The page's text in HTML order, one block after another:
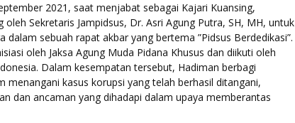
2021, saat menjabat sebagai Kajari Kuansing,
oleh Sekretaris Jampidsus, Dr. Asri Agung Putra, SH, MH, untuk
dalam sebuah rapat akbar yang bertema ”Pidsus Berdedikasi”.
oleh Jaksa Agung Muda Pidana Khusus dan diikuti oleh
Dalam kesempatan tersebut, Hadiman berbagi
menangani kasus korupsi yang telah berhasil ditangani,
dan ancaman yang dihadapi dalam upaya memberantas